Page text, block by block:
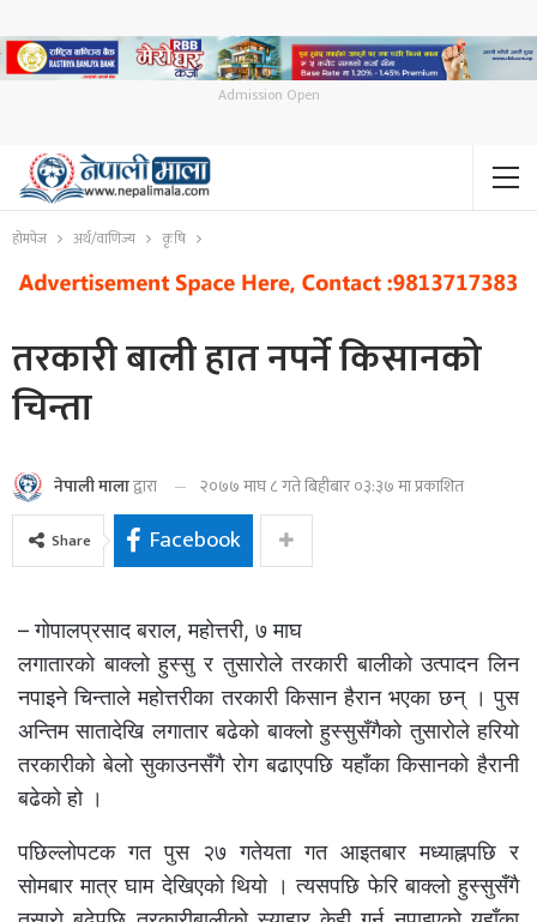
Admission Open
होमपेज अर्थ/वाणिज्य कृषि
तरकारी बाली हात नपर्ने किसानको
चिन्ता
नेपाली मालाद्वारा २०७७ माघ ८ गते बिहीबार ०३:३७ मा प्रकाशित
Share Facebook
– गोपालप्रसाद बराल, महोत्तरी, ७ माघ
लगातारको बाक्लो हुस्सु र तुसारोले तरकारी बालीको उत्पादन लिन
नपाइने चिन्ताले महोत्तरीका तरकारी किसान हैरान भएका छन् । पुस
अन्तिम सातादेखि लगातार बढेको बाक्लो हुस्सुसँगैको तुसारोले हरियो
तरकारीको बेलो सुकाउनसँगै रोग बढाएपछि यहाँका किसानको हैरानी
बढेको हो ।
पछिल्लोपटक गत पुस २७ गतेयता गत आइतबार मध्याह्नपछि र
सोमबार मात्र घाम देखिएको थियो । त्यसपछि फेरि बाक्लो हुस्सुसँगै